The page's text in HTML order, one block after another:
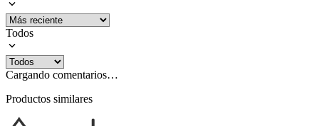
Todos
Cargando comentarios…
Productos similares